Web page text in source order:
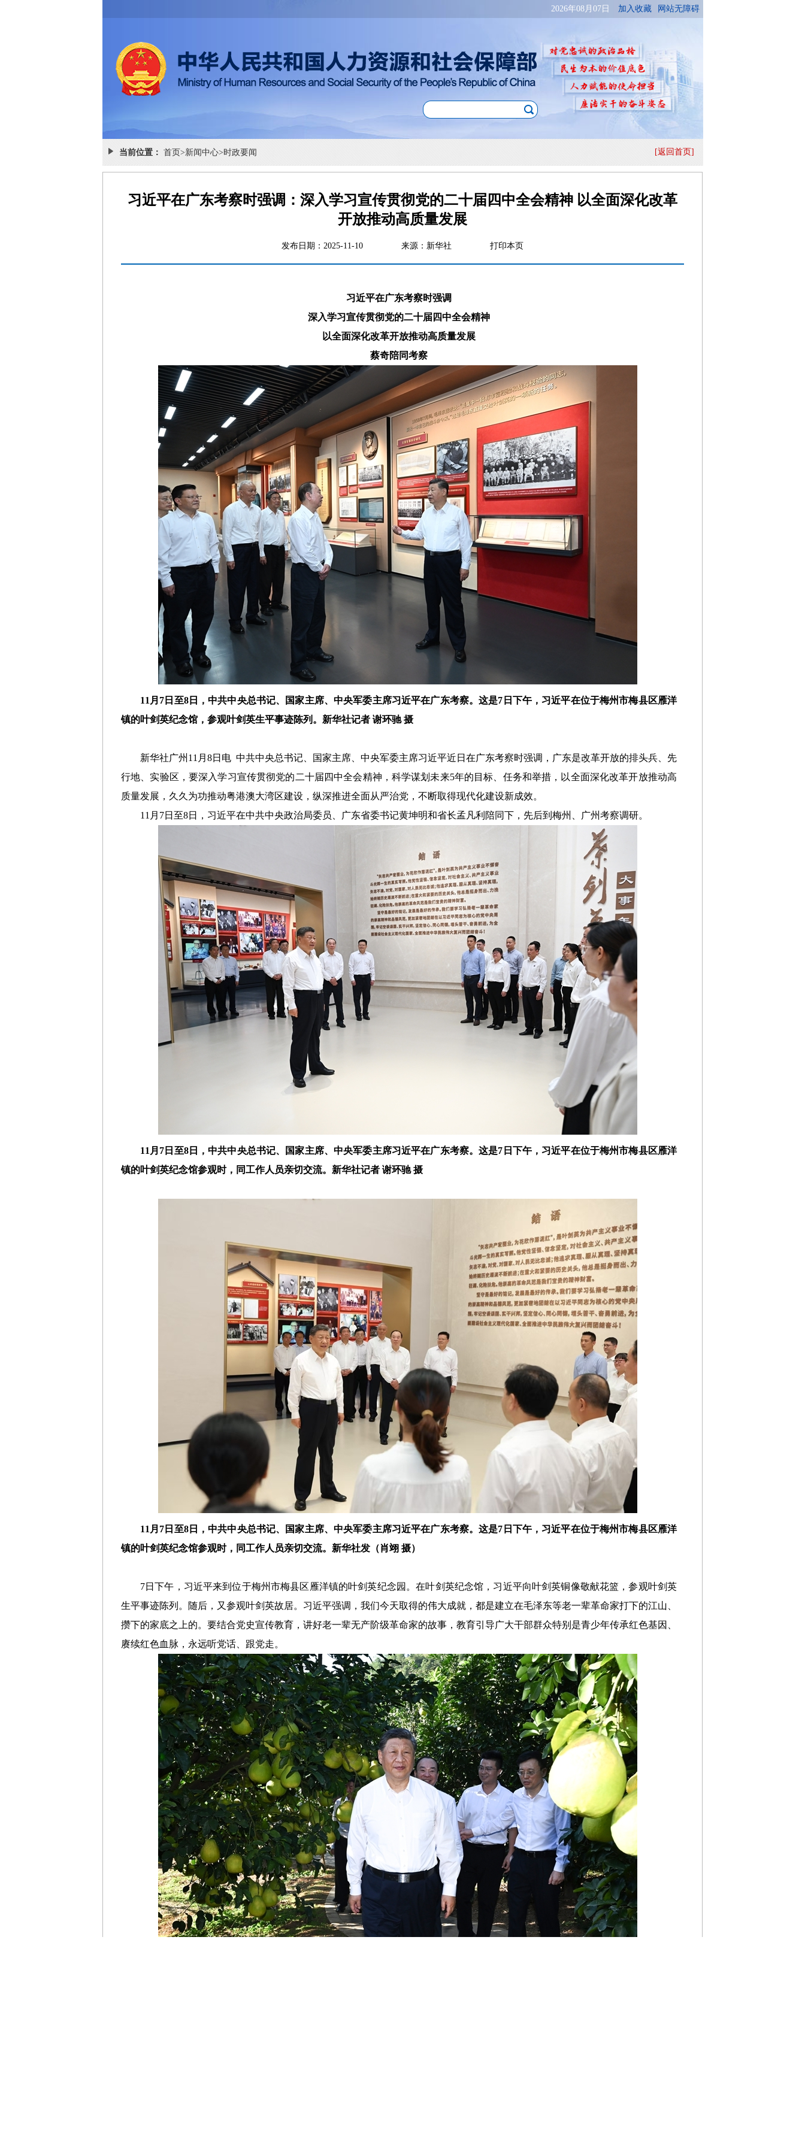
当前位置： 首页>新闻中心>时政要闻 [返回首页]
习近平在广东考察时强调：深入学习宣传贯彻党的二十届四中全会精神 以全面深化改革
开放推动高质量发展
发布日期：2025-11-10 来源：新华社 打印本页
习近平在广东考察时强调
深入学习宣传贯彻党的二十届四中全会精神
以全面深化改革开放推动高质量发展
蔡奇陪同考察
11月7日 至8日，中共中央总书记、国家主席、中央军委主席习近平在广东考察。这是7日下午，习近平在位于梅州市梅县区雁洋
镇的叶剑英纪念馆，参观叶剑英生平事迹陈列。新华社记者 谢环驰 摄
新华社广州11月8日电 中共中央总书记、国家主席、中央军委主席习近平近日在广东考察时强调，广东是改革开放的排头兵、先
行地、实验区，要深入学习宣传贯彻党的二十届四中全会精神，科学谋划未来5年的目标、任务和举措，以全面深化改革开放推动高
质量发展，久久为功推动粤港澳大湾区建设，纵深推进全面从严治党，不断取得现代化建设新成效。
11月7日至8日，习近平在中共中央政治局委员、广东省委书记黄坤明和省长孟凡利陪同下，先后到梅州、广州考察调研。
11月7日至8日，中共中央总书记、国家主席、中央军委主席习近平在广东考察。这是7日下午，习近平在位于梅州市梅县区雁洋
镇的叶剑英纪念馆参观时，同工作人员亲切交流。新华社记者 谢环驰 摄
11月7日至8日，中共中央总书记、国家主席、中央军委主席习近平在广东考察。这是7日下午，习近平在位于梅州市梅县区雁洋
镇的叶剑英纪念馆参观时，同工作人员亲切交流。新华社发（肖翊 摄）
7日下午，习近平来到位于梅州市梅县区雁洋镇的叶剑英纪念园。在叶剑英纪念馆，习近平向叶剑英铜像敬献花篮，参观叶剑英
生平事迹陈列。随后，又参观叶剑英故居。习近平强调，我们今天取得的伟大成就，都是建立在毛泽东等老一辈革命家打下的江山、
攒下的家底之上的。要结合党史宣传教育，讲好老一辈无产阶级革命家的故事，教育引导广大干部群众特别是青少年传承红色基因、
赓续红色血脉，永远听党话、跟党走。